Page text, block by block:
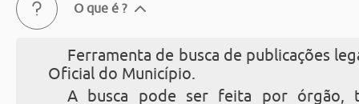
O que é ?
Ferramenta de busca de publicações
Oficial do Município.
A busca pode ser feita por órgão,